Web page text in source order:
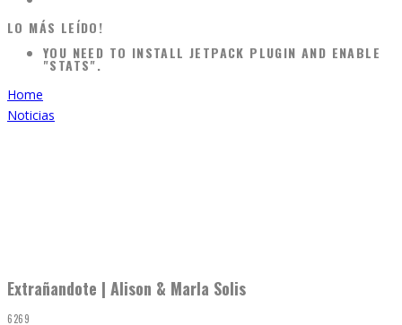
LO MÁS LEÍDO!
YOU NEED TO INSTALL JETPACK PLUGIN AND ENABLE
"STATS".
Home
Noticias
Extrañandote | Alison & Marla Solis
6269